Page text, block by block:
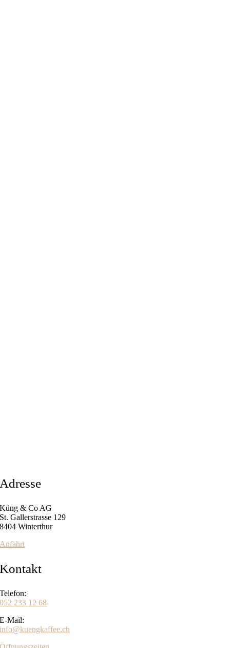
Adresse
Küng & Co AG
St. Gallerstrasse 129
8404 Winterthur
Anfahrt
Kontakt
Telefon:
052 233 12 68
E-Mail:
info@kuengkaffee.ch